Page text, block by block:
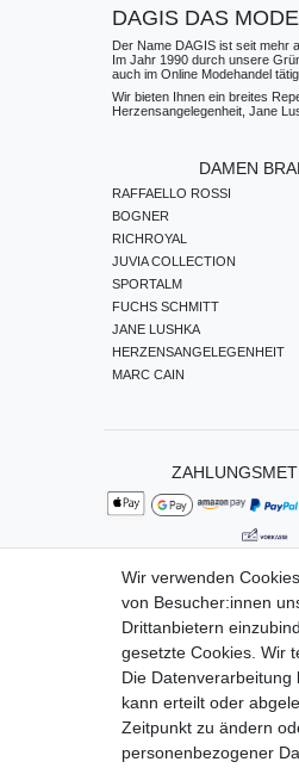
DAGIS DAS
Der Name DAGIS ist seit mehr
Im Jahr 1990 durch unsere
auch im Online Modehandel tätig.
Wir bieten Ihnen ein breites
Herzensangelegenheit, Jane
DAMEN
RAFFAELLO ROSSI
BOGNER
RICHROYAL
JUVIA COLLECTION
SPORTALM
FUCHS SCHMITT
JANE LUSHKA
HERZENSANGELEGENHEIT
MARC CAIN
Wir verwenden
von Besucher:innen
Drittanbietern
gesetzte Cookies. Wir
Die
kann erteilt oder
Zeitpunkt zu ändern
personenbezogener